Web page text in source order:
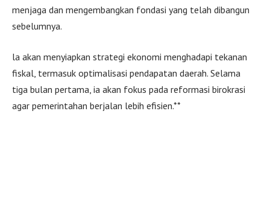
menjaga dan mengembangkan fondasi yang telah dibangun
sebelumnya.
la akan menyiapkan strategi ekonomi menghadapi tekanan
fiskal, termasuk optimalisasi pendapatan daerah. Selama
tiga bulan pertama, ia akan fokus pada reformasi birokrasi
agar pemerintahan berjalan lebih efisien.**